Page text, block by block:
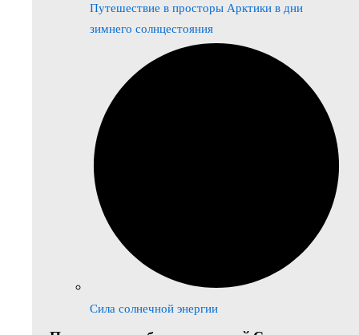
Путешествие в просторы Арктики в дни
зимнего солнцестояния
Сила солнечной энергии